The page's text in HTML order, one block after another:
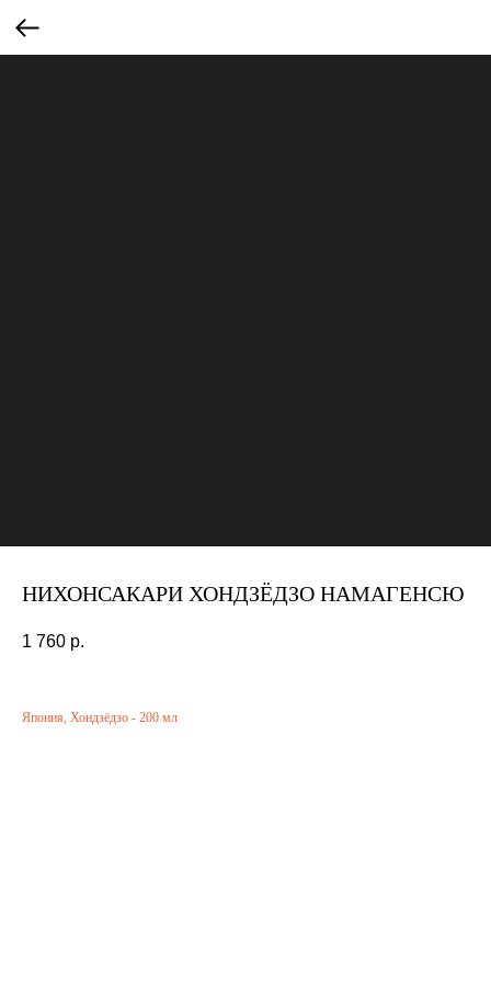
НИХОНСАКАРИ ХОНДЗЁДЗО НАМАГЕНСЮ
1 760 р.
Япония, Хондзёдзо - 200 мл